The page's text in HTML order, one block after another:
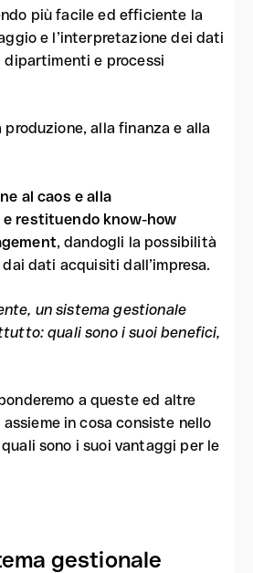
più facile ed efficiente la
e l’interpretazione dei dati
dipartimenti e processi
alla finanza e alla
al caos e alla
restituendo know-how
, dandogli la possibilità
dati acquisiti dall’impresa.
un sistema gestionale
quali sono i suoi benefici,
a queste ed altre
in cosa consiste nello
sono i suoi vantaggi per le
gestionale